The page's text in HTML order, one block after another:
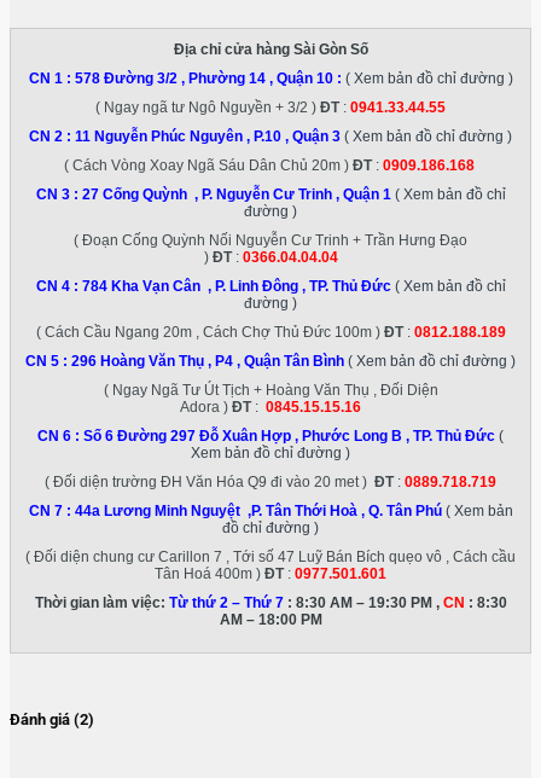
Địa chỉ cửa hàng Sài Gòn Số
CN 1 : 578 Đường 3/2 , Phường 14 , Quận 10: ( Xem bản đồ chỉ đường )
( Ngay ngã tư Ngô Nguyền + 3/2 ) ĐT: 0941.33.44.55
CN 2 : 11 Nguyễn Phúc Nguyên , P.10 , Quận 3 ( Xem bản đồ chỉ đường )
( Cách Vòng Xoay Ngã Sáu Dân Chủ 20m ) ĐT: 0909.186.168
CN 3 : 27 Cống Quỳnh , P. Nguyễn Cư Trinh , Quận 1 ( Xem bản đồ chỉ
đường )
( Đoạn Cống Quỳnh Nối Nguyễn Cư Trinh + Trần Hưng Đạo
) ĐT: 0366.04.04.04
CN 4 : 784 Kha Vạn Cân , P. Linh Đông , TP. Thủ Đức( Xem bản đồ chỉ
đường )
( Cách Cầu Ngang 20m , Cách Chợ Thủ Đức 100m ) ĐT: 0812.188.189
CN 5 : 296 Hoàng Văn Thụ , P4 , Quận Tân Bình ( Xem bản đồ chỉ đường )
( Ngay Ngã Tư Út Tịch + Hoàng Văn Thụ , Đối Diện
Adora ) ĐT: 0845.15.15.16
CN 6 : Số 6 Đường 297 Đỗ Xuân Hợp , Phước Long B , TP. Thủ Đức (
Xem bản đồ chỉ đường )
( Đối diện trường ĐH Văn Hóa Q9 đi vào 20 met ) ĐT: 0889.718.719
CN 7 : 44a Lương Minh Nguyệt ,P. Tân Thới Hoà , Q. Tân Phú ( Xem bản
đồ chỉ đường )
( Đối diện chung cư Carillon 7 , Tới số 47 Luỹ Bán Bích quẹo vô , Cách cầu
Tân Hoá 400m ) ĐT: 0977.501.601
Thời gian làm việc: Từ thứ 2 – Thứ 7: 8:30 AM – 19:30 PM , CN : 8:30
AM – 18:00 PM
Đánh giá (2)